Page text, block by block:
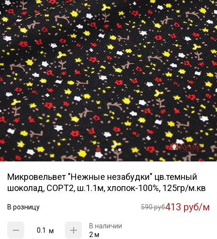
Микровельвет "Нежные незабудки" цв.темный
шоколад, СОРТ2, ш.1.1м, хлопок-100%, 125гр/м.кв
В розницу 590 руб413 руб/м
м
В наличии
2 м